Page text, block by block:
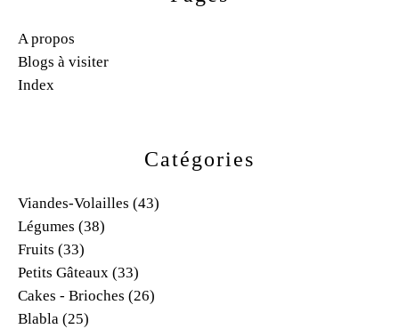
Catégories
Viandes-Volailles (43)
Légumes (38)
Fruits (33)
Petits Gâteaux (33)
Cakes - Brioches (26)
Blabla (25)
A propos
Blogs à visiter
Index